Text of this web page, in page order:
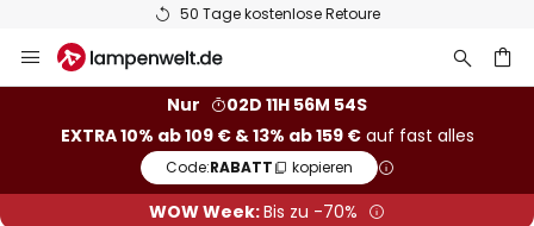
50 Tage kostenlose Retoure
Inhalt
Nur
02D 11H 56M 53S
EXTRA 10% ab 109 € & 13% ab 159 €auf fast alles
Code:RABATT kopieren
WOW Week:Bis zu -70%